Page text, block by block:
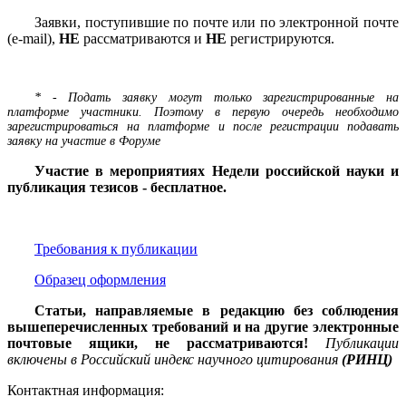
Заявки, поступившие по почте или по электронной почте
(e-mail), НЕ рассматриваются и НЕ регистрируются.
* - Подать заявку могут только зарегистрированные на
платформе участники. Поэтому в первую очередь необходимо
зарегистрироваться на платформе и после регистрации подавать
заявку на участие в Форуме
Участие в мероприятиях Недели российской науки и
публикация тезисов - бесплатное.
Требования к публикации
Образец оформления
Статьи, направляемые в редакцию без соблюдения
вышеперечисленных требований и на другие электронные
почтовые ящики, не рассматриваются!
Публикации
включены в Российский индекс научного цитирования (РИНЦ)
Контактная информация: